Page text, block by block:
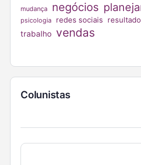
mudança negócios
psicologia redes sociais
trabalho vendas
Colunistas